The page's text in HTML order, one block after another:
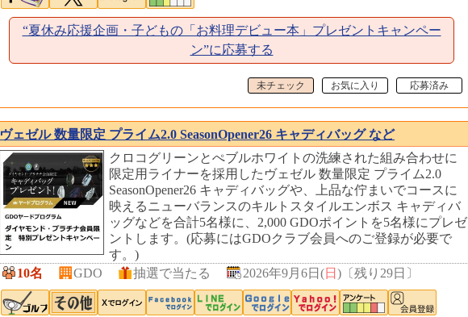
“夏休み応援企画・子どもの「お料理デビュー本」プレゼントキャンペー
ン”に応募する
未チェック お気に入り 応募済み
ヴェゼル 数量限定 プライム2.0 SeasonOpener26 キャディバッグ など
クロコグリーンとぺブルホワイトの洗練された組み合わせに
限定用ライナーを採用したヴェゼル 数量限定 プライム2.0
SeasonOpener26 キャディバッグや、上品な佇まいでコースに
映えるニューバランスのキルトスタイルエンボス キャディバ
ッグなどを合計5名様に、2,000 GDOポイントを5名様にプレゼ
ントします。(応募にはGDOクラブ会員へのご登録が必要で
す。)
10名
GDO 抽選で当たる 2026年9月6日(日) 〔残り29日 〕